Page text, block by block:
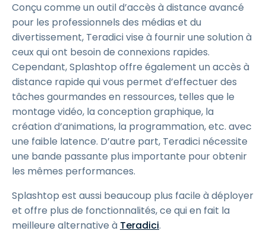
Conçu comme un outil d’accès à distance avancé
pour les professionnels des médias et du
divertissement, Teradici vise à fournir une solution à
ceux qui ont besoin de connexions rapides.
Cependant, Splashtop offre également un accès à
distance rapide qui vous permet d’effectuer des
tâches gourmandes en ressources, telles que le
montage vidéo, la conception graphique, la
création d’animations, la programmation, etc. avec
une faible latence. D’autre part, Teradici nécessite
une bande passante plus importante pour obtenir
les mêmes performances.
Splashtop est aussi beaucoup plus facile à déployer
et offre plus de fonctionnalités, ce qui en fait la
meilleure alternative à Teradici.